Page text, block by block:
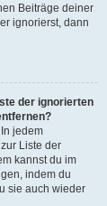
Beiträge deiner
ignorierst, dann
der ignorierten
jedem
Liste der
kannst du im
indem du
sie auch wieder